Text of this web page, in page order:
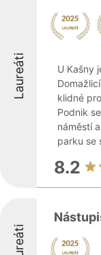
Laureáti
U Kašny
klidné
Podnik
náměstí
parku se
8.2